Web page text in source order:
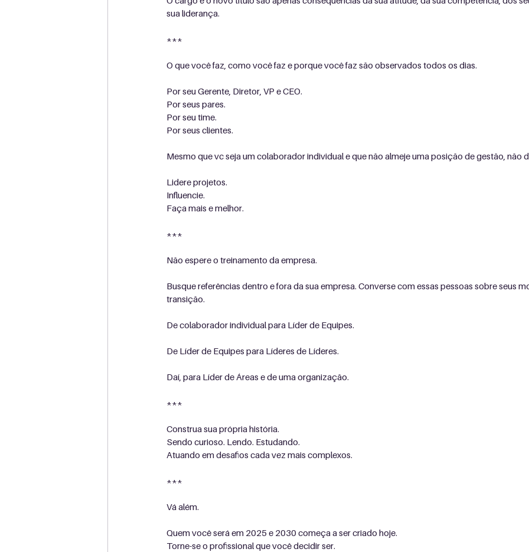
sua liderança.
***
O que você faz, como você faz e porque você faz são observados todos os dias.
Por seu Gerente, Diretor, VP e CEO.
Por seus pares.
Por seu time.
Por seus clientes.
Mesmo que vc seja um colaborador individual e que não almeje uma posição de gestão, não
Lidere projetos.
Influencie.
Faça mais e melhor.
***
Não espere o treinamento da empresa.
Busque referências dentro e fora da sua empresa. Converse com essas pessoas sobre seus
transição.
De colaborador individual para Líder de Equipes.
De Líder de Equipes para Líderes de Líderes.
Daí, para Líder de Áreas e de uma organização.
***
Construa sua própria história.
Sendo curioso. Lendo. Estudando.
Atuando em desafios cada vez mais complexos.
***
Vá além.
Quem você será em 2025 e 2030 começa a ser criado hoje.
Torne-se o profissional que você decidir ser.